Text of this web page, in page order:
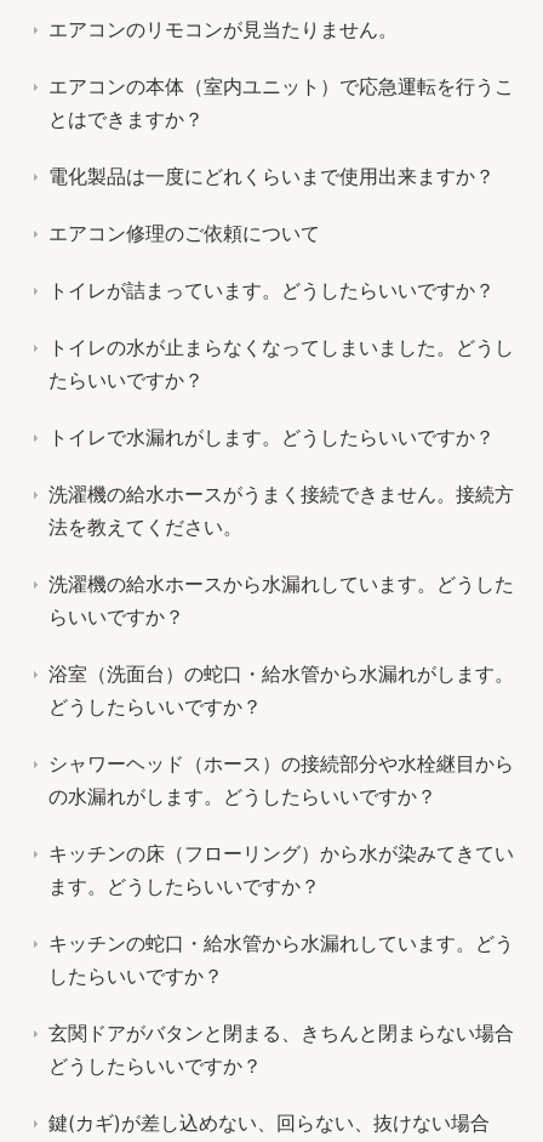
エアコンのリモコンが見当たりません。
エアコンの本体（室内ユニット）で応急運転を行うこ
とはできますか？
電化製品は一度にどれくらいまで使用出来ますか？
エアコン修理のご依頼について
トイレが詰まっています。どうしたらいいですか？
トイレの水が止まらなくなってしまいました。どうし
たらいいですか？
トイレで水漏れがします。どうしたらいいですか？
洗濯機の給水ホースがうまく接続できません。接続方
法を教えてください。
洗濯機の給水ホースから水漏れしています。どうした
らいいですか？
浴室（洗面台）の蛇口・給水管から水漏れがします。
どうしたらいいですか？
シャワーヘッド（ホース）の接続部分や水栓継目から
の水漏れがします。どうしたらいいですか？
キッチンの床（フローリング）から水が染みてきてい
ます。どうしたらいいですか？
キッチンの蛇口・給水管から水漏れしています。どう
したらいいですか？
玄関ドアがバタンと閉まる、きちんと閉まらない場合
どうしたらいいですか？
鍵(カギ)が差し込めない、回らない、抜けない場合